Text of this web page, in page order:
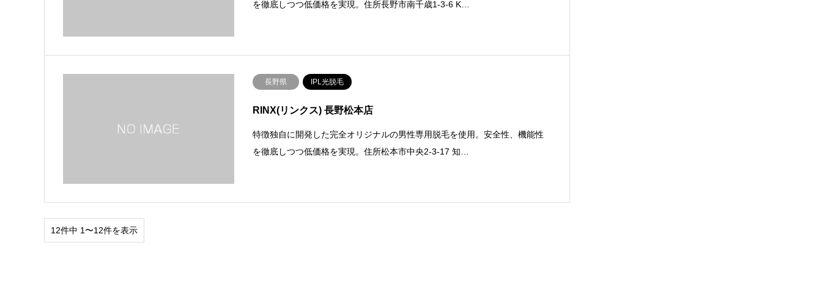
を徹底しつつ低価格を実現。住所長野市南千歳1-3-6 K…
長野県 IPL光脱毛
RINX(リンクス) 長野松本店
特徴独自に開発した完全オリジナルの男性専用脱毛を使用。安全性、機能性
を徹底しつつ低価格を実現。住所松本市中央2-3-17 知…
12件中 1〜12件を表示